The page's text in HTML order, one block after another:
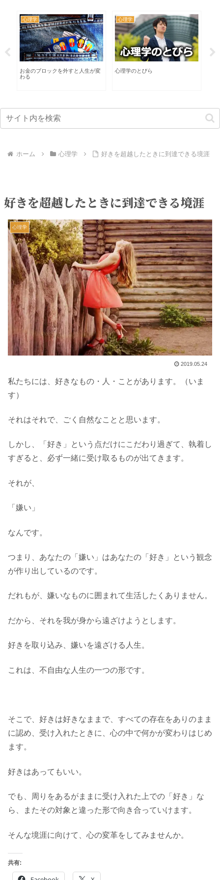
心理学
お金のブロックを外すと人生が変
わる
心理学
心理学のとびら
ホーム 心理学 好きを超越したときに到達できる境涯
好きを超越したときに到達できる境涯
心理学
2019.05.24
私たちには、好きなもの・人・ことがあります。（いま
す）
それはそれで、ごく自然なことと思います。
しかし、「好き」という点だけにこだわり過ぎて、執着し
すぎると、必ず一緒に受け取るものが出てきます。
それが、
「嫌い」
なんです。
つまり、あなたの「嫌い」はあなたの「好き」という観念
が作り出しているのです。
だれもが、嫌いなものに囲まれて生活したくありません。
だから、それを我が身から遠ざけようとします。
好きを取り込み、嫌いを遠ざける人生。
これは、不自由な人生の一つの形です。
そこで、好きは好きなままで、すべての存在をありのまま
に認め、受け入れたときに、心の中で何かが変わりはじめ
ます。
好きはあってもいい。
でも、周りをあるがままに受け入れた上での「好き」な
ら、またその対象と違った形で向き合っていけます。
そんな境涯に向けて、心の変革をしてみませんか。
共有: